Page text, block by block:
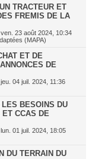
TRACTEUR ET
FREMIS DE LA
ven. 23 août 2024, 10:34
(MAPA)
ET DE
DE
jeu. 04 juil. 2024, 11:36
LES BESOINS DU
CCAS DE
lun. 01 juil. 2024, 18:05
DU TERRAIN DU